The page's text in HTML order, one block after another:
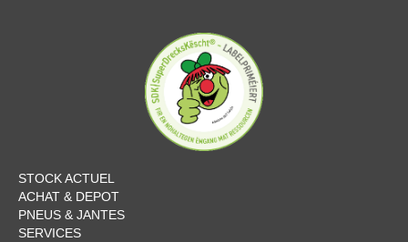
STOCK ACTUEL
ACHAT & DEPOT
PNEUS & JANTES
SERVICES